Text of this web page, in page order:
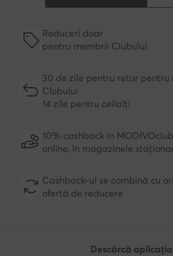
Reduceri doar
pentru membrii Clubului
30 de zile pentru retur pentru
Clubului
14 zile pentru ceilalți
10% cashback în
online, în magazinele
Cashback-ul se combină cu
ofertă de reducere
Descărcă aplicația